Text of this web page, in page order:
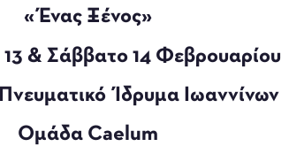
«Ένας Ξένος»
& Σάββατο 14 Φεβρουαρίου
Ίδρυμα Ιωαννίνων
Ομάδα Caelum